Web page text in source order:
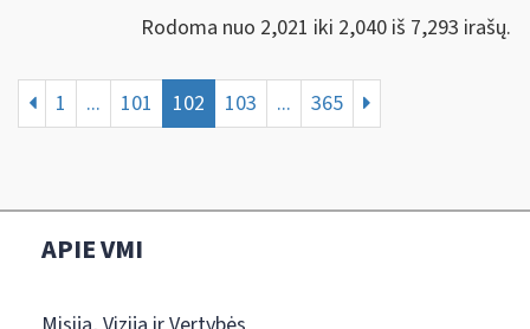
Rodoma nuo 2,021 iki 2,040 iš 7,293 irašų.
1 ... 101 102 103 ... 365
APIE VMI